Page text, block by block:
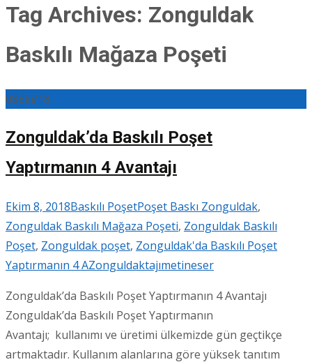
Tag Archives: Zonguldak
Baskılı Mağaza Poşeti
08Eki/18
Zonguldak’da Baskılı Poşet
Yaptırmanın 4 Avantajı
Ekim 8, 2018Baskılı PoşetPoşet Baskı Zonguldak,
Zonguldak Baskılı Mağaza Poşeti, Zonguldak Baskılı
Poşet, Zonguldak poşet, Zonguldak'da Baskılı Poşet
Yaptırmanın 4 AZonguldaktajımetineser
Zonguldak’da Baskılı Poşet Yaptırmanın 4 Avantajı
Zonguldak’da Baskılı Poşet Yaptırmanın
Avantajı; kullanımı ve üretimi ülkemizde gün geçtikçe
artmaktadır. Kullanım alanlarına göre yüksek tanıtım